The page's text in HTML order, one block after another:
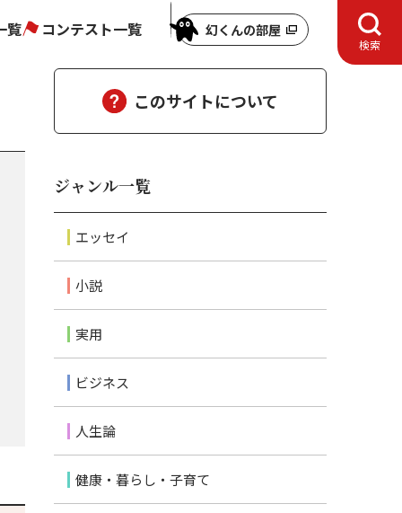
覧 コンテスト一覧 幻くんの部屋
検索
このサイトについて
ジャンル一覧
エッセイ
小説
実用
ビジネス
人生論
健康・暮らし・子育て